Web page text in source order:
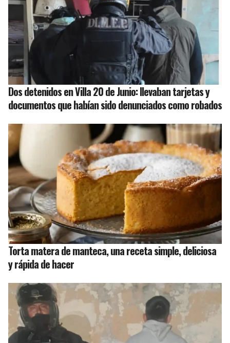
Dos detenidos en Villa 20 de Junio: llevaban tarjetas y
documentos que habían sido denunciados como robados
Torta matera de manteca, una receta simple, deliciosa
y rápida de hacer